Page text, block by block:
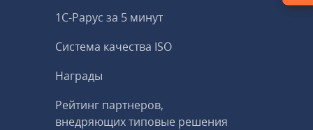
1С-Рарус за 5 минут
Система качества ISO
Награды
Рейтинг партнеров,
внедряющих типовые решения